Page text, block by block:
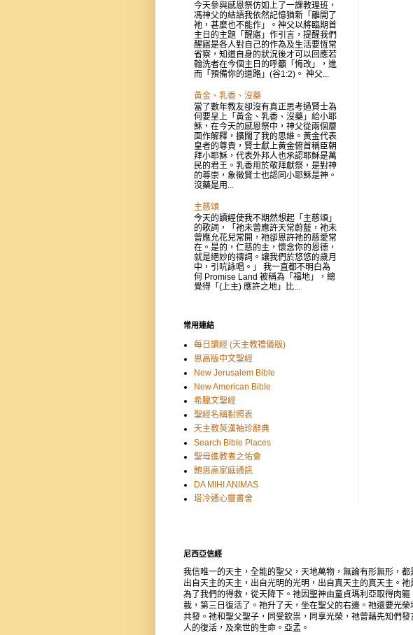
今天參與感恩祭仿如上了一課教理班，
馮神父的結語我依然記憶猶新「離開了
祂，甚麼也不能作」。神父以將臨期首
主日的主題「醒寤」作引言，提醒我們
醒寤是各人對自己的作為及生活要恆常
省察，知道自身的狀況後才可以回應若
翰洗者在今個主日的呼籲「悔改」，進
而「預備你的道路」(谷1:2)。 神父...
黃金、乳香、沒藥
當了數年教友卻沒有真正思考過賢士為
何要呈上「黃金、乳香、沒藥」給小耶
穌，在今天的感恩祭中，神父從兩個層
面作解釋，擴闊了我的思維。黃金代表
皇者的尊貴，賢士獻上黃金俯首稱臣朝
拜小耶穌，代表外邦人也承認耶穌是萬
民的君王。乳香用於敬拜獻祭，是對神
的尊崇，象徵賢士也認同小耶穌是神。
沒藥是用...
主慈頌
今天的讀經使我不期然想起「主慈頌」
的歌詞，「祂未曾應許天常蔚藍，祂未
曾應允花兒常開，祂卻恩許祂的慈愛常
在。是的，仁慈的主，懷念你的恩德，
就是絕妙的禱詞。讓我們於悠悠的歲月
中，引吭詠唱。」 我一直都不明白為
何 Promise Land 被稱為「福地」，總
覺得「(上主) 應許之地」比...
常用連結
每日讀經 (天主教禮儀版)
思高版中文聖經
New Jerusalem Bible
New American Bible
希臘文聖經
聖經名稱對照表
天主教英漢袖珍辭典
Search Bible Places
聖母進教者之佑會
鮑思高家庭通訊
DA MIHI ANIMAS
塔冷通心靈書舍
尼西亞信經
我信唯一的天主，全能的聖父，天地萬物，無論有形無形，
出自天主的天主，出自光明的光明，出自真天主的真天主。
為了我們的得救，從天降下。祂因聖神由童貞瑪利亞取得肉
載，第三日復活了。祂升了天，坐在聖父的右邊。祂還要光
共發。祂和聖父聖子，同受欽祟，同享光榮，祂曾藉先知們
人的復活，及來世的生命。亞孟。